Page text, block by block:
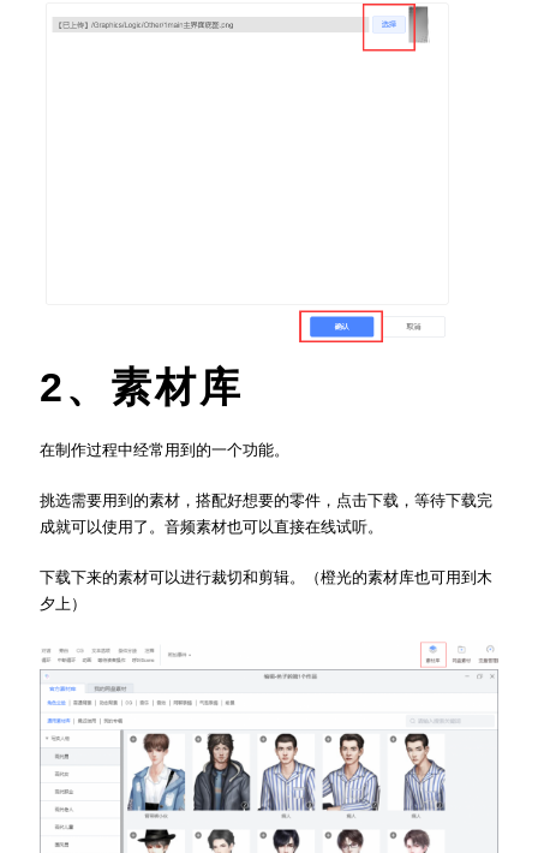
2、素材库
在制作过程中经常用到的一个功能。
挑选需要用到的素材，搭配好想要的零件，点击下载，等待下载完
成就可以使用了。音频素材也可以直接在线试听。
下载下来的素材可以进行裁切和剪辑。（橙光的素材库也可用到木
夕上）